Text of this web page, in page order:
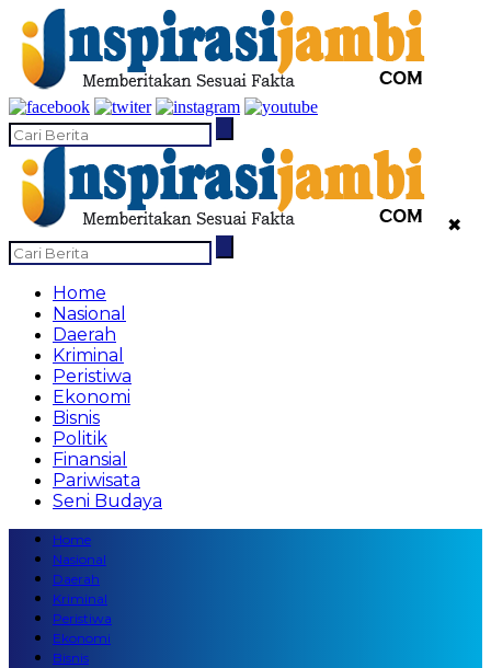
✖
Home
Nasional
Daerah
Kriminal
Peristiwa
Ekonomi
Bisnis
Politik
Finansial
Pariwisata
Seni Budaya
Home
Nasional
Daerah
Kriminal
Peristiwa
Ekonomi
Bisnis